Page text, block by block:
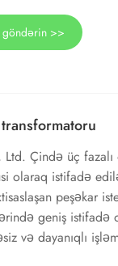
göndərin >>
transformatoru
Çində üç fazalı
olaraq istifadə
peşəkar
geniş istifadə
və dayanıqlı